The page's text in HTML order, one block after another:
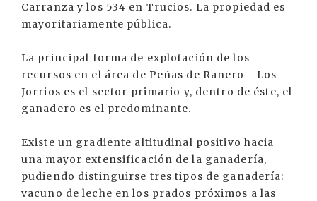
Carranza y los 534 en Trucios. La propiedad es
mayoritariamente pública.
La principal forma de explotación de los
recursos en el área de Peñas de Ranero - Los
Jorrios es el sector primario y, dentro de éste, el
ganadero es el predominante.
Existe un gradiente altitudinal positivo hacia
una mayor extensificación de la ganadería,
pudiendo distinguirse tres tipos de ganadería:
vacuno de leche en los prados próximos a las